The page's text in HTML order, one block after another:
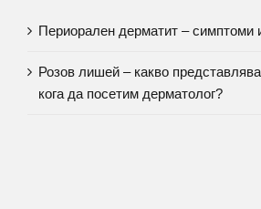
Периорален дерматит – симптоми
Розов лишей – какво
кога да посетим дерматолог?